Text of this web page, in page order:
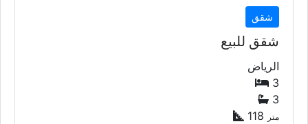
شقق
شقق للبيع
الرياض
3
3
118 متر